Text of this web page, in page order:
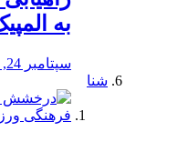
به
سپتامبر 24, 2019
شنا